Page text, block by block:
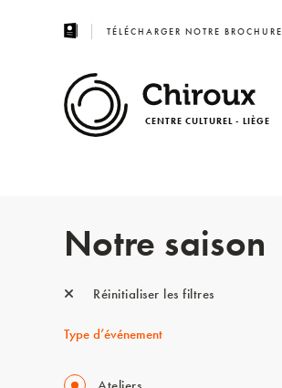
TÉLÉCHARGER NOTRE BROCHURE
CENTRE CULTUREL - LIÈGE
Notre saison
Réinitialiser les filtres
Type d’événement